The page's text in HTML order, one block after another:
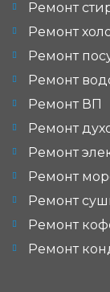
Ремонт
Ремонт
Ремонт
Ремонт
Ремонт ВП
Ремонт
Ремонт
Ремонт
Ремонт
Ремонт
Ремонт